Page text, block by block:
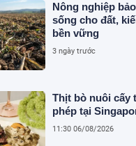
Nông nghiệp
sống cho đất,
bền vững
3 ngày trước
Thịt bò nuôi cấy
phép tại
11:30 06/08/2026